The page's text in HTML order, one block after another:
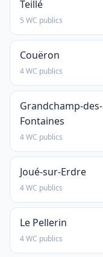
Teillé
5 WC publics
Couëron
4 WC publics
Grandchamp-des-
Fontaines
4 WC publics
Joué-sur-Erdre
4 WC publics
Le Pellerin
4 WC publics